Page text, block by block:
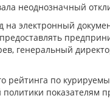
неоднозначный
электронный
генеральный
рейтинга по
показателям